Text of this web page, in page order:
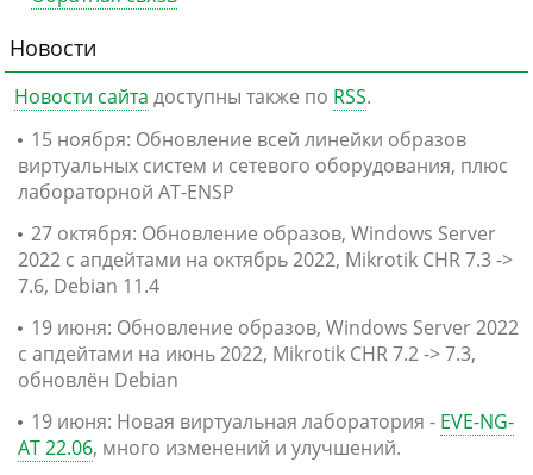
Новости
Новости сайта доступны также по RSS.
15 ноября: Обновление всей линейки образов
виртуальных систем и сетевого оборудования, плюс
лабораторной AT-ENSP
27 октября: Обновление образов, Windows Server
2022 с апдейтами на октябрь 2022, Mikrotik CHR 7.3 ->
7.6, Debian 11.4
19 июня: Обновление образов, Windows Server 2022
с апдейтами на июнь 2022, Mikrotik CHR 7.2 -> 7.3,
обновлён Debian
19 июня: Новая виртуальная лаборатория - EVE-NG-
AT 22.06, много изменений и улучшений.